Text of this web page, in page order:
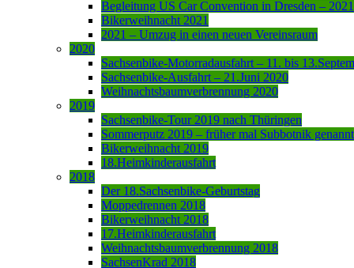
Begleitung US Car Convention in Dresden – 2021
Bikerweihnacht 2021
2021 – Umzug in einen neuen Vereinsraum
2020
Sachsenbike-Motorradausfahrt – 11. bis
Sachsenbike-Ausfahrt – 21.Juni 2020
Weihnachtsbaumverbrennung 2020
2019
Sachsenbike-Tour 2019 nach Thüringen
Sommerputz 2019 – früher mal Subbotnik genannt
Bikerweihnacht 2019
18.Heimkinderausfahrt
2018
Der 18.Sachsenbike-Geburtstag
Moppedrennen 2018
Bikerweihnacht 2018
17.Heimkinderausfahrt
Weihnachtsbaumverbrennung 2018
SachsenKrad 2018